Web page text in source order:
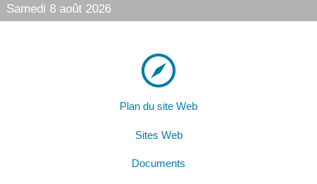
Samedi 8 août 2026
Plan du site Web
Sites Web
Documents